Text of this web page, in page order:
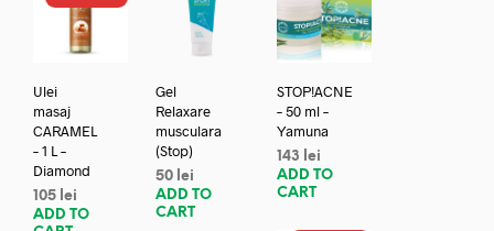
Ulei
masaj
CARAMEL
– 1 L –
Diamond
105 lei
ADD TO
Gel
Relaxare
musculara
(Stop)
50 lei
ADD TO
CART
STOP!ACNE
– 50 ml –
Yamuna
143
lei
ADD TO
CART